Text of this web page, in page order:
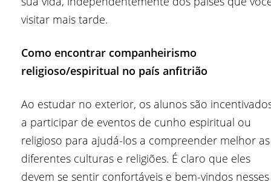
visitar mais tarde.
Como encontrar companheirismo
religioso/espiritual no país anfitrião
Ao estudar no exterior, os alunos são
a participar de eventos de cunho espiritual ou
religioso para ajudá-los a compreender melhor as
diferentes culturas e religiões. É claro que eles
devem se sentir confortáveis e bem-vindos nesses